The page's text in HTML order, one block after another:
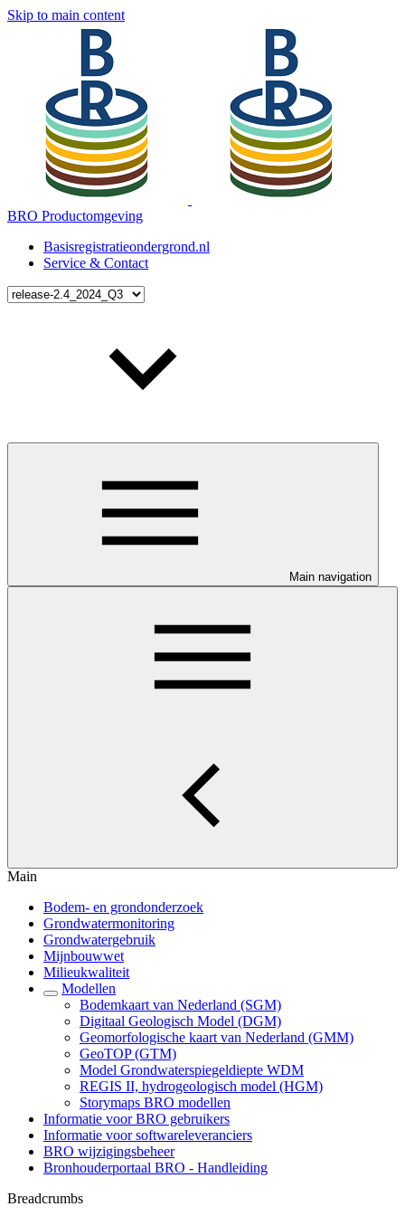
Skip to main content
BRO Productomgeving
Basisregistratieondergrond.nl
Service & Contact
Main navigation
Main
Bodem- en grondonderzoek
Grondwatermonitoring
Grondwatergebruik
Mijnbouwwet
Milieukwaliteit
Modellen
Bodemkaart van Nederland (SGM)
Digitaal Geologisch Model (DGM)
Geomorfologische kaart van Nederland (GMM)
GeoTOP (GTM)
Model Grondwaterspiegeldiepte WDM
REGIS II, hydrogeologisch model (HGM)
Storymaps BRO modellen
Informatie voor BRO gebruikers
Informatie voor softwareleveranciers
BRO wijzigingsbeheer
Bronhouderportaal BRO - Handleiding
Breadcrumbs